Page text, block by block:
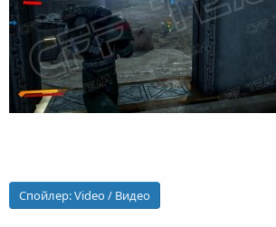
Спойлер:Video / Видео